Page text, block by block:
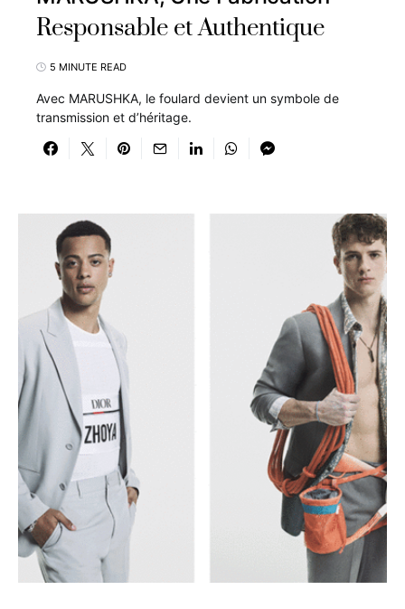
Responsable et Authentique
5 MINUTE READ
Avec MARUSHKA, le foulard devient un symbole de
transmission et d’héritage.